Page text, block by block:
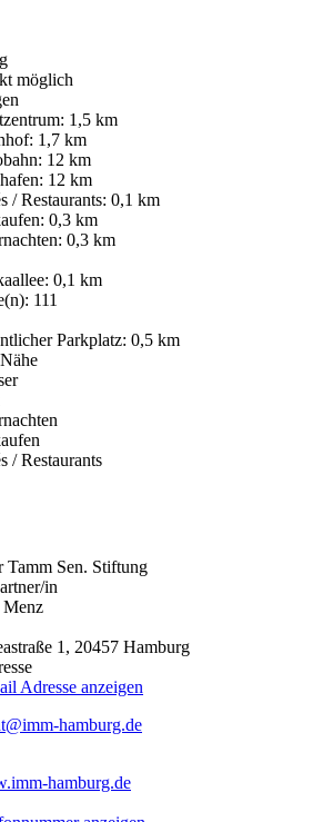
möglich
1,5 km
1,7 km
12 km
12 km
/ Restaurants: 0,1 km
0,3 km
0,3 km
0,1 km
111
Parkplatz: 0,5 km
/ Restaurants
Tamm Sen. Stiftung
in
Menz
1, 20457 Hamburg
Adresse anzeigen
hamburg.de
hamburg.de